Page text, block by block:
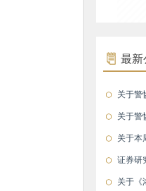
最新
关于警
关于警
关于本
证券研
关于《